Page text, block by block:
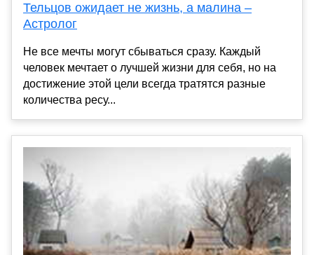
Тельцов ожидает не жизнь, а малина –
Астролог
Не все мечты могут сбываться сразу. Каждый
человек мечтает о лучшей жизни для себя, но на
достижение этой цели всегда тратятся разные
количества ресу...